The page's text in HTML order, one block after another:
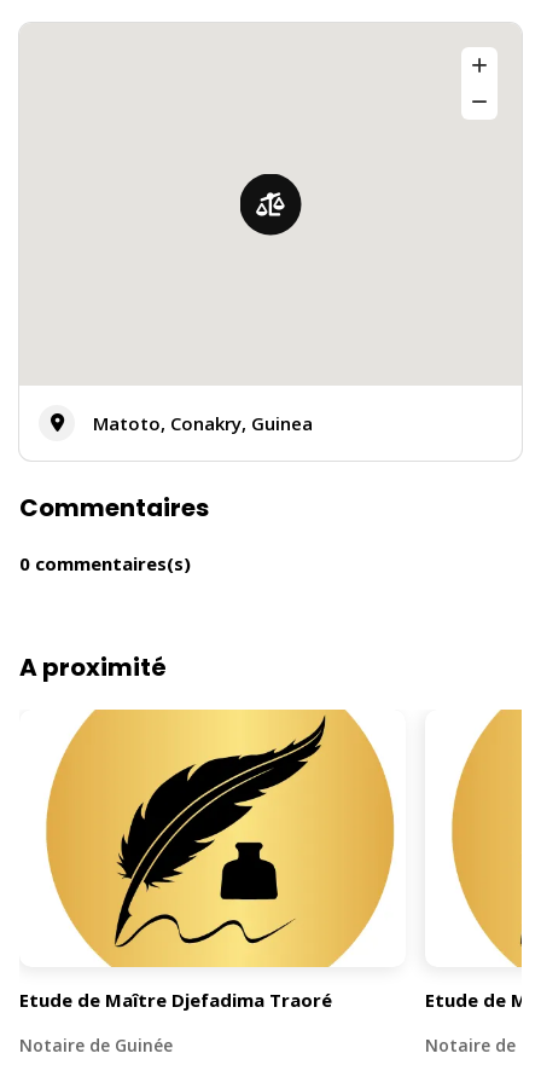
Matoto, Conakry, Guinea
Commentaires
0 commentaires(s)
A proximité
Etude de Maître Djefadima Traoré
Notaire de Guinée
Etude de
Notaire de